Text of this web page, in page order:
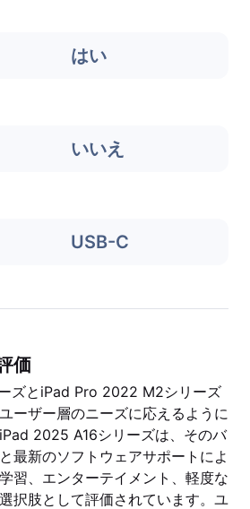
はい
いいえ
USB-C
価
ズとiPad Pro 2022 M2シリーズ
ーザー層のニーズに応えるように
2025 A16シリーズは、そのバ
最新のソフトウェアサポートによ
習、エンターテイメント、軽度な
択肢として評価されています。ユ